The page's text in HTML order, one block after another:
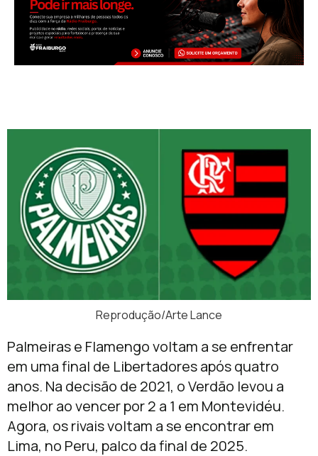
Reprodução/Arte Lance
Palmeiras e Flamengo voltam a se enfrentar
em uma final de Libertadores após quatro
anos. Na decisão de 2021, o Verdão levou a
melhor ao vencer por 2 a 1 em Montevidéu.
Agora, os rivais voltam a se encontrar em
Lima, no Peru, palco da final de 2025.